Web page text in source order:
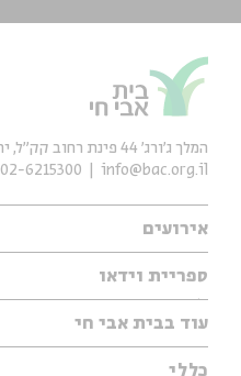
אירועים
עיון
אנגלית
נוער
ספריית וידאו
ילדים
מוזיקה
עיון
עוד בבית אבי חי
תערוכות
כללי
המלך ג'ורג' 44 פינת רחוב קק״ל, ירושלים
info@bac.org.il
02-6215300